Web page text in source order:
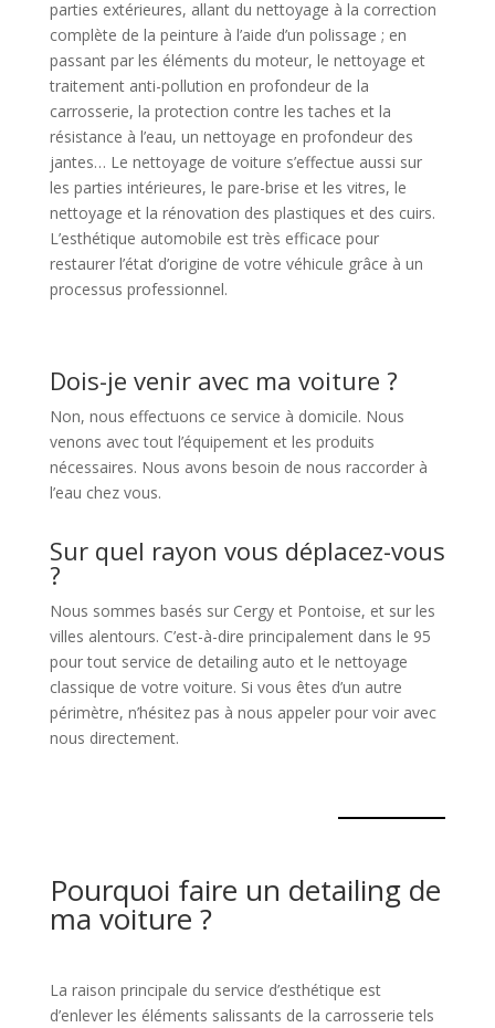
parties extérieures, allant du nettoyage à la correction
complète de la peinture à l’aide d’un polissage ; en
passant par les éléments du moteur, le nettoyage et
traitement anti-pollution en profondeur de la
carrosserie, la protection contre les taches et la
résistance à l’eau, un nettoyage en profondeur des
jantes… Le nettoyage de voiture s’effectue aussi sur
les parties intérieures, le pare-brise et les vitres, le
nettoyage et la rénovation des plastiques et des cuirs.
L’esthétique automobile est très efficace pour
restaurer l’état d’origine de votre véhicule grâce à un
processus professionnel.
Dois-je venir avec ma voiture ?
Non, nous effectuons ce service à domicile. Nous
venons avec tout l’équipement et les produits
nécessaires. Nous avons besoin de nous raccorder à
l’eau chez vous.
Sur quel rayon vous déplacez-vous
?
Nous sommes basés sur Cergy et Pontoise, et sur les
villes alentours. C’est-à-dire principalement dans le 95
pour tout service de detailing auto et le nettoyage
classique de votre voiture. Si vous êtes d’un autre
périmètre, n’hésitez pas à nous appeler pour voir avec
nous directement.
Pourquoi faire un detailing de
ma voiture ?
La raison principale du service d’esthétique est
d’enlever les éléments salissants de la carrosserie tels